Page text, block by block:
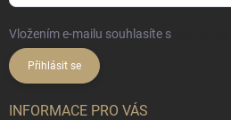
Vložením e-mailu souhlasíte s
Přihlásit se
INFORMACE PRO VÁS